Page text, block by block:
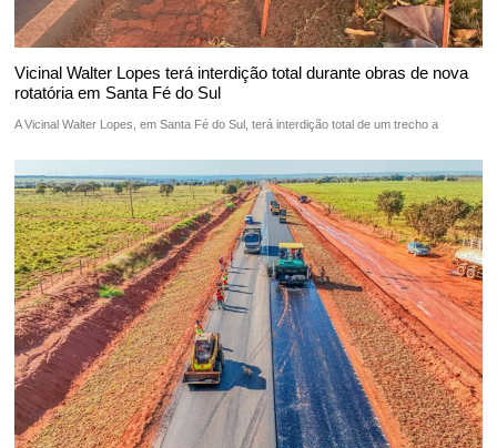
Vicinal Walter Lopes terá interdição total durante obras de nova
rotatória em Santa Fé do Sul
A Vicinal Walter Lopes, em Santa Fé do Sul, terá interdição total de um trecho a